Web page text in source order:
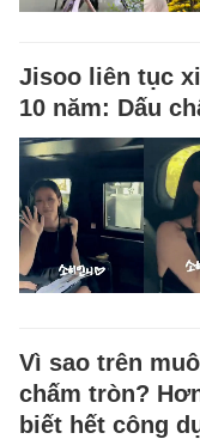
Jisoo liên tục
10 năm: Dấu
Vì sao trên
chấm tròn?
biết hết công